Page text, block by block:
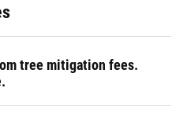
tree mitigation fees.